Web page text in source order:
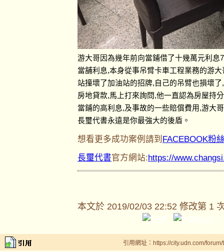
游大哥因為幾年前向當鋪借了十幾萬元利
當舖利息,本身從事吊臂卡車工程業務的游
站撞壞了加油站的招牌,自己的吊臂也損壞
房地貸款,馬上打來詢問,他一直認為房屋持
當鋪的高利息,及事故的一些賠償費用,游大
長璽代書永遠是你最強大的後盾。
想看更多成功案例請到 FACEBOOK粉
長璽代書官方網站:https://
本文於 2019/02/03 22:52 修改第 1
引用網址：https://city.udn.com/